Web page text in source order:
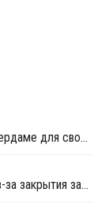
Blue Circle Olefins выбрала площадку в Роттердаме для своего проекта по производству экологически чистого метанола
Рынок стирола в Нидерландах пострадал из-за закрытия заводов LyondellBasell и Covestro